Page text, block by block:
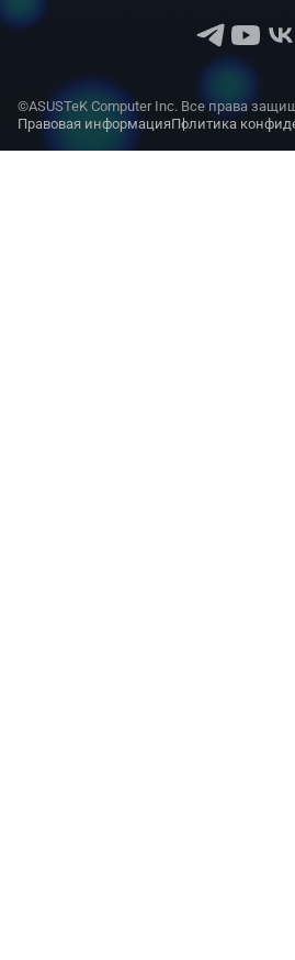
©ASUSTeK Computer Inc. Все права
Правовая информацияПолитика